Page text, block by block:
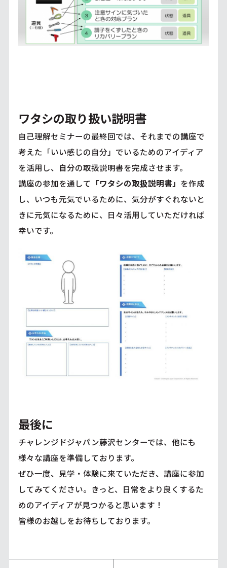
ワタシの取り扱い説明書
自己理解セミナーの最終回では、それまでの講座で
考えた「いい感じの自分」でいるためのアイディア
を活用し、自分の取扱説明書を完成させます。
講座の参加を通して 「ワタシの取扱説明書」 を作成
し、いつも元気でいるために、気分がすぐれないと
きに元気になるために、日々活用していただければ
幸いです。
最後に
チャレンジドジャパン藤沢センターでは、他にも
様々な講座を準備しております。
ぜひ一度、見学・体験に来ていただき、講座に参加
してみてください。きっと、日常をより良くするた
めのアイディアが見つかると思います！
皆様のお越しをお待ちしております。